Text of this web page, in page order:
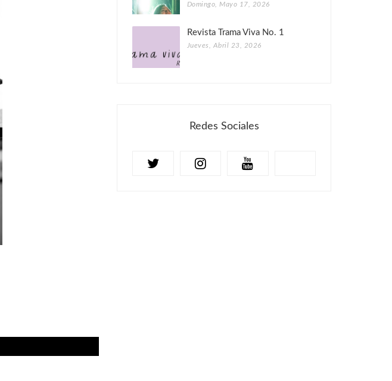
Domingo, Mayo 17, 2026
Revista Trama Viva No. 1
Jueves, Abril 23, 2026
Redes Sociales